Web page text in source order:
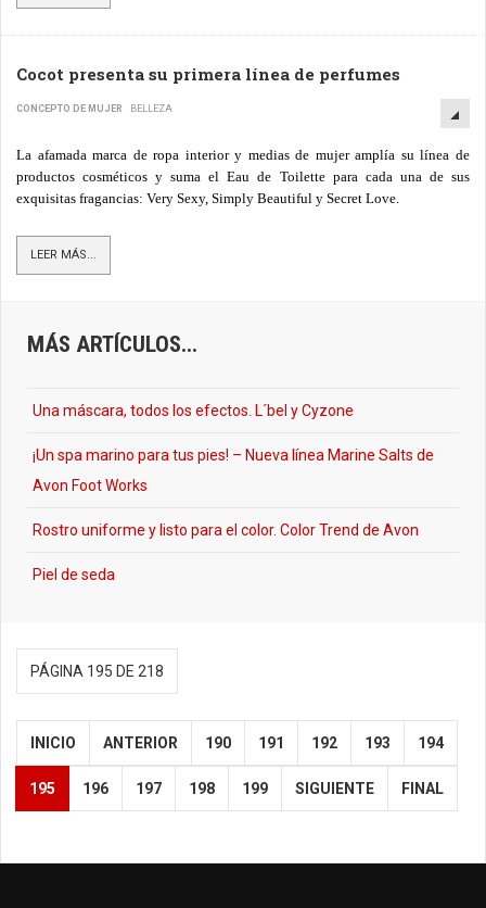
Cocot presenta su primera línea de perfumes
CONCEPTO DE MUJER BELLEZA
La afamada marca de ropa interior y medias de mujer amplía su línea de
productos cosméticos y suma el Eau de Toilette para cada una de sus
exquisitas fragancias: Very Sexy, Simply Beautiful y Secret Love.
LEER MÁS...
MÁS ARTÍCULOS...
Una máscara, todos los efectos. L´bel y Cyzone
¡Un spa marino para tus pies! – Nueva línea Marine Salts de
Avon Foot Works
Rostro uniforme y listo para el color. Color Trend de Avon
Piel de seda
PÁGINA 195 DE 218
INICIO ANTERIOR 190 191 192 193 194
195 196 197 198 199 SIGUIENTE FINAL